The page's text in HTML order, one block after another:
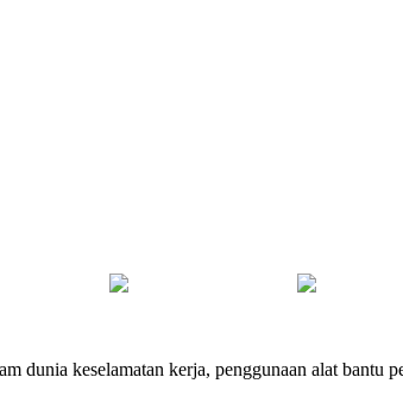
keselamatan kerja, penggunaan alat bantu